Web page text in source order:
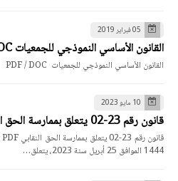
05 فبراير 2019
القانون الأساسي النموذجي للجمعيات PDF / DOC
القانون الأساسي النموذجي للجمعيات PDF / DOC
10 مايو 2023
قانون رقم 23-02 يتعلق بممارسة الحق النقابي PDF
1444 الموافق 25 أبريل سنة 2023، يتعلق…